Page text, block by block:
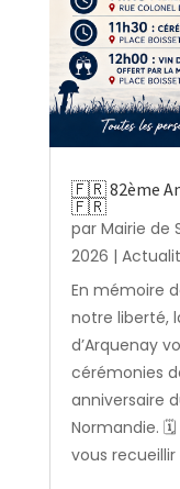
🇫🇷 82ème
🇫🇷
par Mairie de
2026 |
En mémoire
notre liberté,
d’Arquenay
cérémonies
anniversaire
Normandie. 🗓️
vous recueillir